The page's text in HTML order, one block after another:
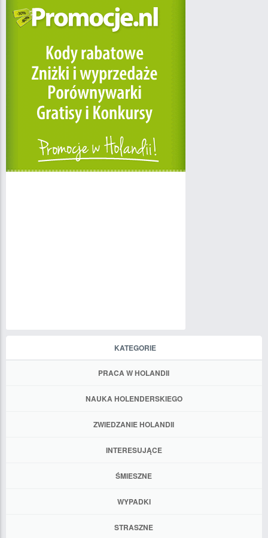
KATEGORIE
PRACA W HOLANDII
NAUKA HOLENDERSKIEGO
ZWIEDZANIE HOLANDII
INTERESUJĄCE
ŚMIESZNE
WYPADKI
STRASZNE